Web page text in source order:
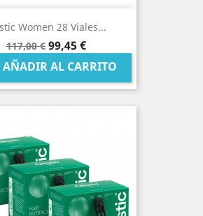
Women 28 Viales...
Precio
base
117,00 € Precio
99,45 €
AÑADIR AL CARRITO